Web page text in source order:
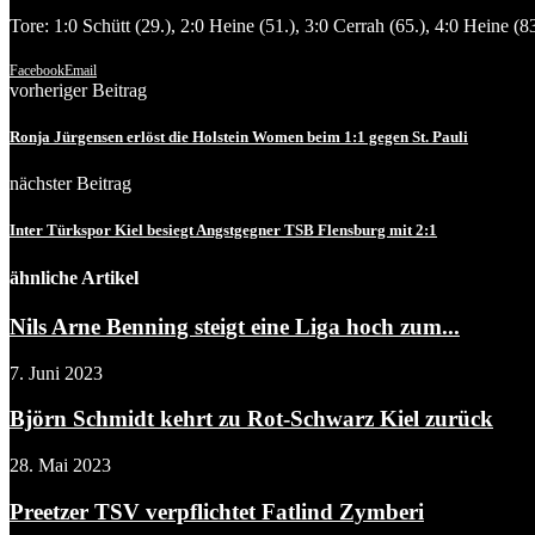
Tore: 1:0 Schütt (29.), 2:0 Heine (51.), 3:0 Cerrah (65.), 4:0 Heine
FacebookEmail
vorheriger Beitrag
Ronja Jürgensen erlöst die Holstein Women beim 1:1 gegen St. Pauli
nächster Beitrag
Inter Türkspor Kiel besiegt Angstgegner TSB Flensburg mit 2:1
ähnliche Artikel
Nils Arne Benning steigt eine Liga hoch zum...
7. Juni 2023
Björn Schmidt kehrt zu Rot-Schwarz Kiel zurück
28. Mai 2023
Preetzer TSV verpflichtet Fatlind Zymberi